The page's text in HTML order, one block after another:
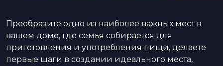
Преобразите одно из наиболее важных мест в
вашем доме, где семья собирается для
приготовления и употребления пищи, делаете
первые шаги в создании идеального места,